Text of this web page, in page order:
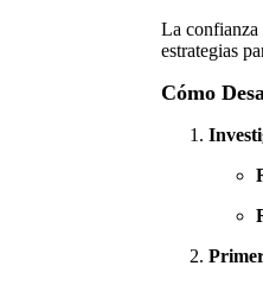
La confianza
estrategias
Cómo